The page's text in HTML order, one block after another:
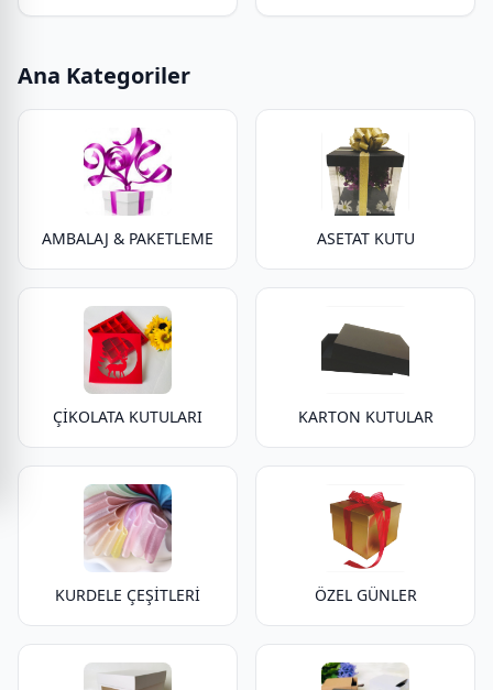
Ana Kategoriler
AMBALAJ & PAKETLEME ASETAT KUTU
ÇİKOLATA KUTULARI KARTON KUTULAR
KURDELE ÇEŞİTLERİ ÖZEL GÜNLER